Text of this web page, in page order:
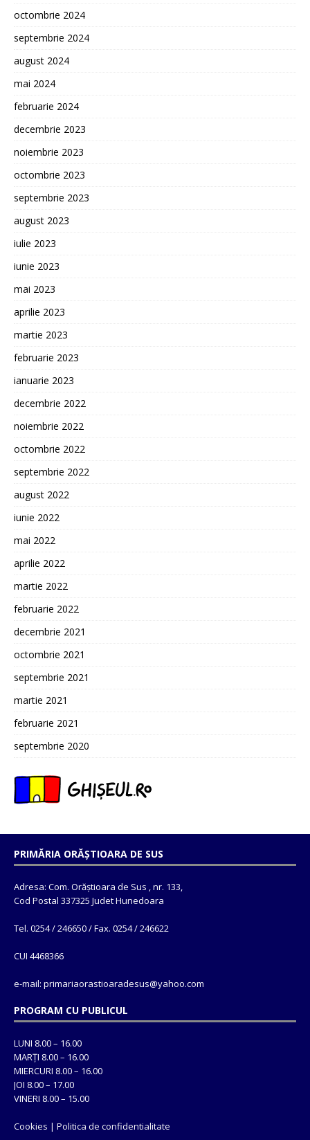
octombrie 2024
septembrie 2024
august 2024
mai 2024
februarie 2024
decembrie 2023
noiembrie 2023
octombrie 2023
septembrie 2023
august 2023
iulie 2023
iunie 2023
mai 2023
aprilie 2023
martie 2023
februarie 2023
ianuarie 2023
decembrie 2022
noiembrie 2022
octombrie 2022
septembrie 2022
august 2022
iunie 2022
mai 2022
aprilie 2022
martie 2022
februarie 2022
decembrie 2021
octombrie 2021
septembrie 2021
martie 2021
februarie 2021
septembrie 2020
PRIMĂRIA ORĂȘTIOARA DE SUS
Adresa: Com. Orăștioara de Sus , nr. 133,
Cod Postal 337325 Judet Hunedoara
Tel. 0254 / 246650 / Fax. 0254 / 246622
CUI 4468366
e-mail: primariaorastioaradesus@yahoo.com
PROGRAM CU PUBLICUL
LUNI 8.00 – 16.00
MARȚI 8.00 – 16.00
MIERCURI 8.00 – 16.00
JOI 8.00 – 17.00
VINERI 8.00 – 15.00
Cookies | Politica de confidentialitate